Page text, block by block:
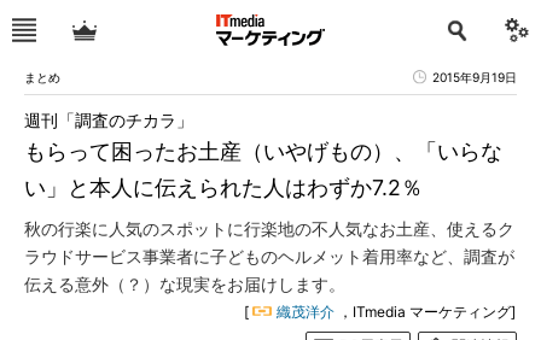
まとめ 2015年9月19日
もらって困ったお土産（いやげもの）、「いらな
い」と本人に伝えられた人はわずか7.2％
週刊「調査のチカラ」
秋の行楽に人気のスポットに行楽地の不人気なお土産、使えるク
ラウドサービス事業者に子どものヘルメット着用率など、調査が
伝える意外（？）な現実をお届けします。
[ 織茂洋介 ，ITmedia マーケティング]